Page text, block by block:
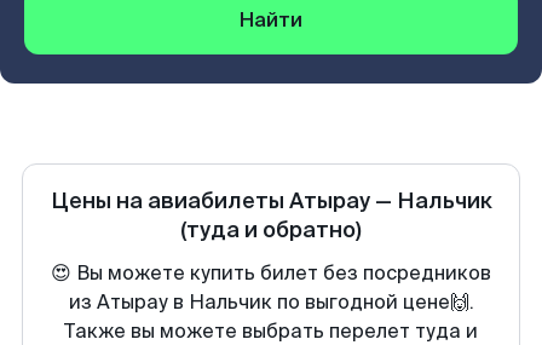
Найти
Цены на авиабилеты Атырау— Нальчик
(туда и обратно)
😍 Вы можете купить билет без посредников
из Атырау в Нальчик по выгодной цене🙌.
Также вы можете выбрать перелет туда и